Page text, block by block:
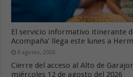
El servicio informativo itinerante
Acompaña’ llega este lunes a
8 agosto, 2026
Cierre del acceso al Alto de
miércoles 12 de agosto del 2026